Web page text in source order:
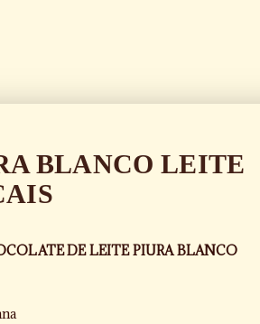
BLANCO LEITE
DE LEITE PIURA BLANCO